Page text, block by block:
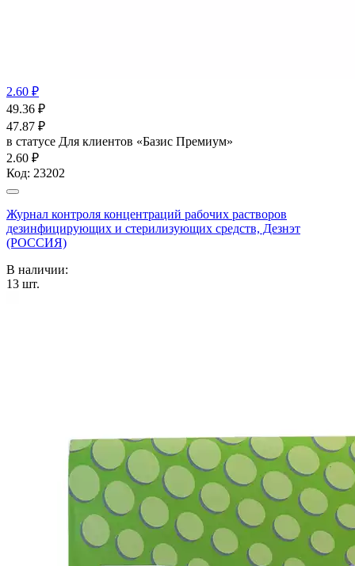
2.60 ₽
49.36 ₽
47.87 ₽
в статусе Для клиентов «Базис Премиум»
2.60 ₽
Код: 23202
Журнал контроля концентраций рабочих растворов
дезинфицирующих и стерилизующих средств, Дезнэт
(РОССИЯ)
В наличии:
13 шт.